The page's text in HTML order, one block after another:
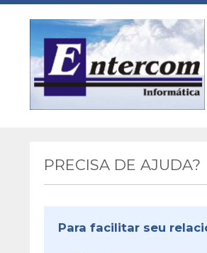
PRECISA DE AJUDA?
Para facilitar seu